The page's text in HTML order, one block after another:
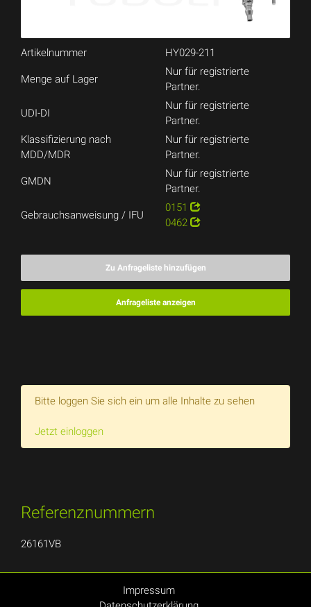
Artikelnummer HY029-211
Menge auf Lager
Nur für registrierte
Partner.
UDI-DI
Nur für registrierte
Partner.
Klassifizierung nach
MDD/MDR
Nur für registrierte
Partner.
GMDN
Nur für registrierte
Partner.
Gebrauchsanweisung / IFU
0151
0462
Zu Anfrageliste hinzufügen
Anfrageliste anzeigen
Bitte loggen Sie sich ein um alle Inhalte zu sehen
Jetzt einloggen
Referenznummern
26161VB
Impressum